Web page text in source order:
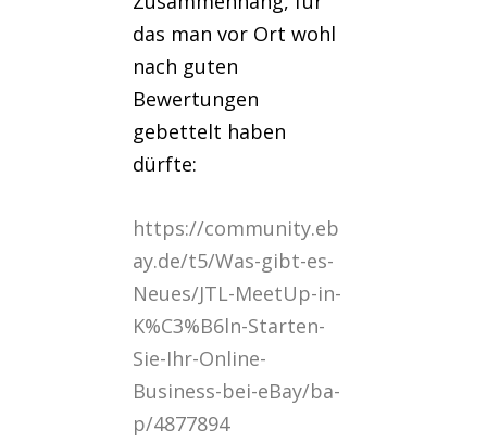
das man vor Ort wohl
nach guten
Bewertungen
gebettelt haben
dürfte:
https://community.eb
ay.de/t5/Was-gibt-es-
Neues/JTL-MeetUp-in-
K%C3%B6ln-Starten-
Sie-Ihr-Online-
Business-bei-eBay/ba-
p/4877894